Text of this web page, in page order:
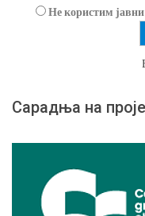
Не користим
Сарадња на